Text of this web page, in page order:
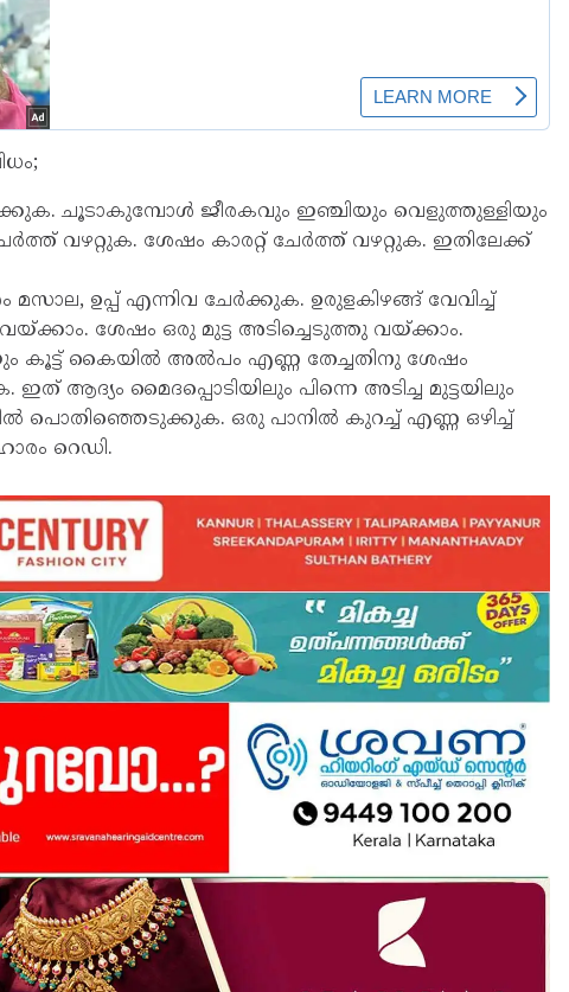
ചൂടാകുമ്പോൾ ജീരകവും ഇഞ്ചിയും വെളുത്തുള്ളിയും
വഴറ്റുക. ശേഷം കാരറ്റ് ചേർത്ത് വഴറ്റുക. ഇതിലേക്ക്
ഉപ്പ്‌ എന്നിവ ചേർക്കുക. ഉരുളകിഴങ്ങ് വേവിച്ച്
ശേഷം ഒരു മുട്ട അടിച്ചെടുത്തു വയ്ക്കാം.
കൂട്ട് കൈയിൽ അൽപം എണ്ണ തേച്ചതിനു ശേഷം
മൈദപ്പൊടിയിലും പിന്നെ അടിച്ച മുട്ടയിലും
പൊതിഞ്ഞെടുക്കുക. ഒരു പാനിൽ കുറച്ച് എണ്ണ ഒഴിച്ച്
റെഡി.